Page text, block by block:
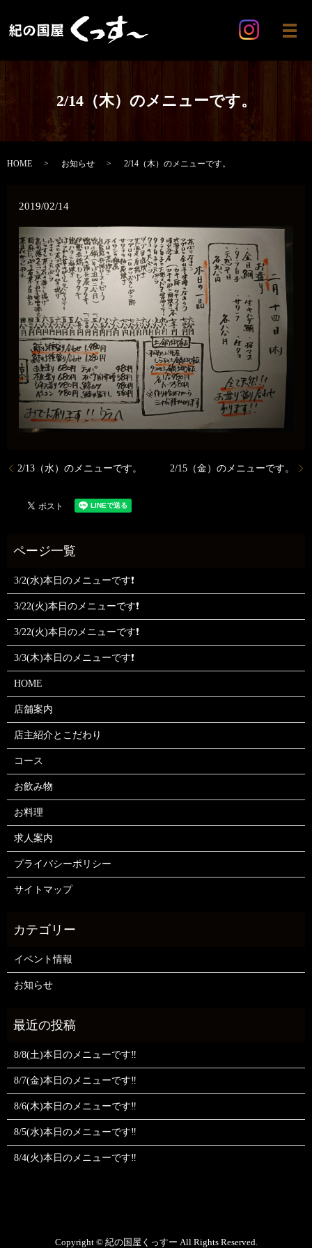
メ
2/14（木）のメニューです。
HOME お知らせ 2/14（木）のメニューです。
2019/02/14
2/13（水）のメニューです。 2/15（金）のメニューです。
3/2(水)本日のメニューです❗
3/22(火)本日のメニューです❗
3/22(火)本日のメニューです❗
3/3(木)本日のメニューです❗
HOME
店舗案内
店主紹介とこだわり
コース
お飲み物
お料理
求人案内
プライバシーポリシー
サイトマップ
イベント情報
お知らせ
8/8(土)本日のメニューです‼️
8/7(金)本日のメニューです‼️
8/6(木)本日のメニューです‼️
8/5(水)本日のメニューです‼️
8/4(火)本日のメニューです‼️
Copyright © 紀の国屋くっすー All Rights Reserved.